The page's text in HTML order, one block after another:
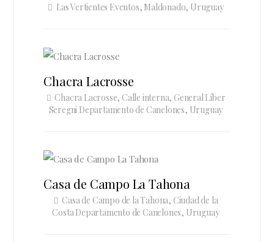
Las Vertientes Eventos, Maldonado, Uruguay
Chacra Lacrosse
Chacra Lacrosse, Calle interna, General Líber
Seregni Departamento de Canelones, Uruguay
Casa de Campo La Tahona
Casa de Campo de la Tahona, Ciudad de la
Costa Departamento de Canelones, Uruguay